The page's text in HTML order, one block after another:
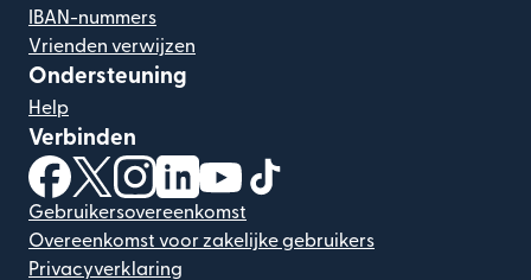
IBAN-nummers
Vrienden verwijzen
Ondersteuning
Help
Verbinden
(wordt geopend in een nieuw venster)
(wordt geopend in een nieuw venster)
(wordt geopend in een nieuw venster)
(wordt geopend in een nieuw venster)
(wordt geopend in een nieuw
Gebruikersovereenkomst
Overeenkomst voor zakelijke gebruikers
Privacyverklaring